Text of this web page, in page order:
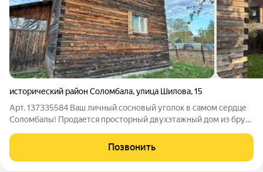
исторический район Соломбала,улица Шилова,15
Арт. 137335584 Ваш личный сосновый уголок в самом сердце
Соломбалы! Продается просторный двухэтажный дом из бруса
в центре городской жизни. Это идеальный «чистый холст»:
основные
Позвонить